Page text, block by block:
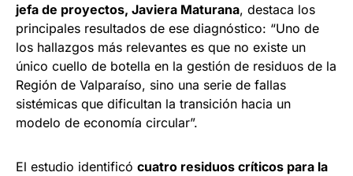
jefa de proyectos, Javiera Maturana, destaca los
principales resultados de ese diagnóstico: “Uno de
los hallazgos más relevantes es que no existe un
único cuello de botella en la gestión de residuos de la
Región de Valparaíso, sino una serie de fallas
sistémicas que dificultan la transición hacia un
modelo de economía circular”.
El estudio identificó cuatro residuos críticos para la